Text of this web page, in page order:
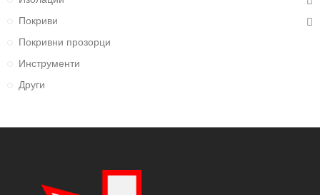
Покриви
Покривни прозорци
Инструменти
Други